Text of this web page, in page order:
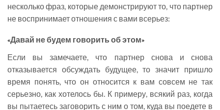
несколько фраз, которые демонстрируют то, что партнер
не воспринимает отношения с вами всерьез:
«Давай не будем говорить об этом»
Если вы замечаете, что партнер снова и снова
отказывается обсуждать будущее, то значит пришло
время понять, что он относится к вам совсем не так
серьезно, как хотелось бы. К примеру, всякий раз, когда
вы пытаетесь заговорить с ним о том, куда вы поедете в